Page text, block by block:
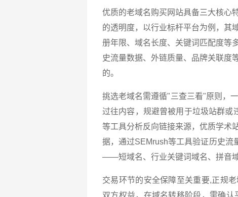
优质的老域名购买网站具备三大核心
的透明度，以行业标杆平台为例，其
册年限、域名长度、关键词匹配度等
史流量数据、外链质量、品牌关联度
的。
挑选老域名需遵循"三查三看"原则，
过往内容，规避曾被用于垃圾站群或
等工具分析反向链接来源，优质学术
据，通过SEMrush等工具验证历史流
——短域名、行业关键词域名、拼音
交易环节的安全保障至关重要,正规
双方权益，在域名转移阶段，需确